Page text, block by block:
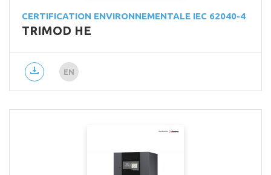
CERTIFICATION ENVIRONNEMENTALE IEC 62040-4
TRIMOD HE
EN